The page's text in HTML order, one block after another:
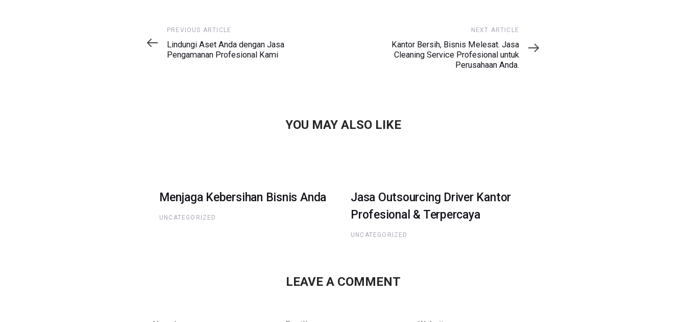
Previous
Article
PREVIOUS ARTICLE
Lindungi Aset Anda dengan Jasa
Pengamanan Profesional Kami
Article
NEXT ARTICLE
Kantor Bersih, Bisnis Melesat. Jasa
Cleaning Service Profesional untuk
Perusahaan Anda.
YOU MAY ALSO LIKE
Menjaga Kebersihan Bisnis Anda
UNCATEGORIZED
Jasa Outsourcing Driver Kantor
Profesional & Terpercaya
UNCATEGORIZED
LEAVE A COMMENT